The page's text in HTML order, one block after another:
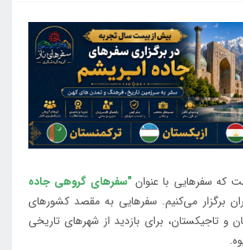
"سفرهای گروهی جاده
برگزار می‌کنیم. سفرهایی به مقصد کشورهای
و تاجیکستان، برای بازدید از شهرهای تاریخی